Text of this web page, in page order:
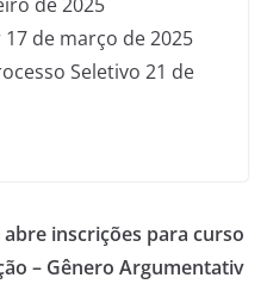
de março de 2025
Seletivo 21 de
inscrições para curso
– Gênero Argumentativ